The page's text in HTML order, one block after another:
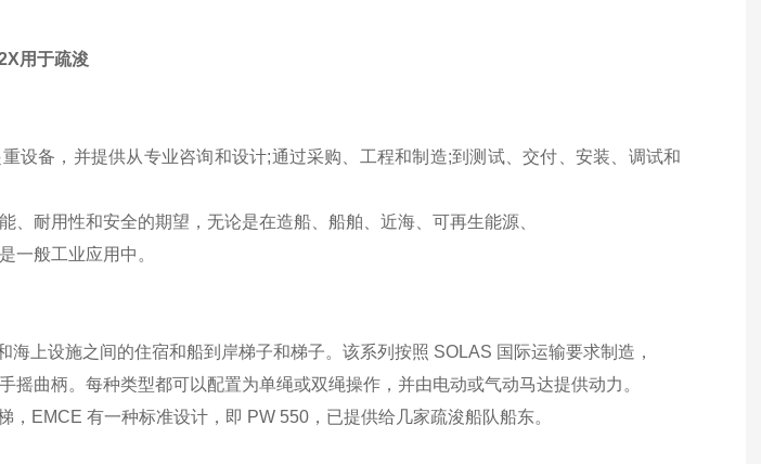
用于疏浚
设备，并提供从专业咨询和设计;通过采购、工程和制造;到测试、交付、安装、调试和
、耐用性和安全的期望，无论是在造船、船舶、近海、可再生能源、
一般工业应用中。
海上设施之间的住宿和船到岸梯子和梯子。该系列按照 SOLAS 国际运输要求制造，
摇曲柄。每种类型都可以配置为单绳或双绳操作，并由电动或气动马达提供动力。
，EMCE 有一种标准设计，即 PW 550，已提供给几家疏浚船队船东。